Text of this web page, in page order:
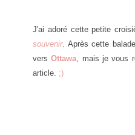
J'ai adoré cette petite
souvenir. Après cette
versOttawa, mais je vous
article. ;)